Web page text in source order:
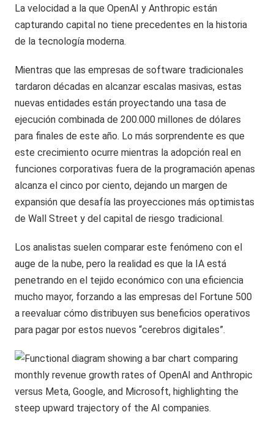
La velocidad a la que OpenAI y Anthropic están
capturando capital no tiene precedentes en la historia
de la tecnología moderna.
Mientras que las empresas de software tradicionales
tardaron décadas en alcanzar escalas masivas, estas
nuevas entidades están proyectando una tasa de
ejecución combinada de 200.000 millones de dólares
para finales de este año. Lo más sorprendente es que
este crecimiento ocurre mientras la adopción real en
funciones corporativas fuera de la programación apenas
alcanza el cinco por ciento, dejando un margen de
expansión que desafía las proyecciones más optimistas
de Wall Street y del capital de riesgo tradicional.
Los analistas suelen comparar este fenómeno con el
auge de la nube, pero la realidad es que la IA está
penetrando en el tejido económico con una eficiencia
mucho mayor, forzando a las empresas del Fortune 500
a reevaluar cómo distribuyen sus beneficios operativos
para pagar por estos nuevos “cerebros digitales”.